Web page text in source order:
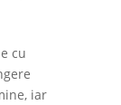
cu
iar